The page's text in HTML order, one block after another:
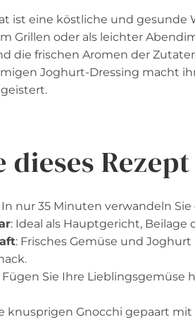
ist eine köstliche und gesunde
Grillen oder als leichter
die frischen Aromen der
Joghurt-Dressing macht
dieses
In nur 35 Minuten verwandeln
: Ideal als Hauptgericht, Beilage
: Frisches Gemüse und
Fügen Sie Ihre Lieblingsgemüse
knusprigen Gnocchi gepaart